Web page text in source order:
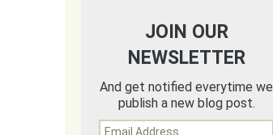
JOIN OUR
NEWSLETTER
And get notified everytime we
publish a new blog post.